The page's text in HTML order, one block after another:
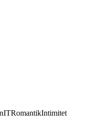
ITRomantikIntimitet